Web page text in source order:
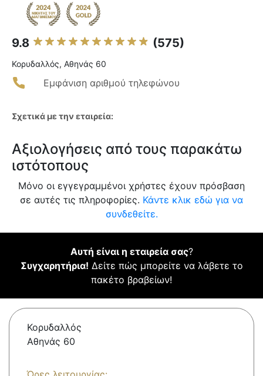
9.8 (575)
Κορυδαλλός, Aθηνάς 60
Εμφάνιση αριθμού τηλεφώνου
Σχετικά με την εταιρεία:
Αξιολογήσεις από τους παρακάτω
ιστότοπους
Μόνο οι εγγεγραμμένοι χρήστες έχουν πρόσβαση
σε αυτές τις πληροφορίες. Κάντε κλικ εδώ για να
συνδεθείτε.
Αυτή είναι η εταιρεία σας?
Συγχαρητήρια! Δείτε πώς μπορείτε να λάβετε το
πακέτο βραβείων!
Κορυδαλλός
Aθηνάς 60